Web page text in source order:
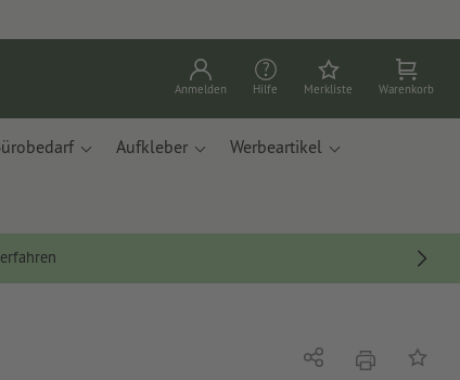
Anmelden Hilfe Merkliste Warenkorb
Aufkleber Werbeartikel
Teilen DruckenAuf